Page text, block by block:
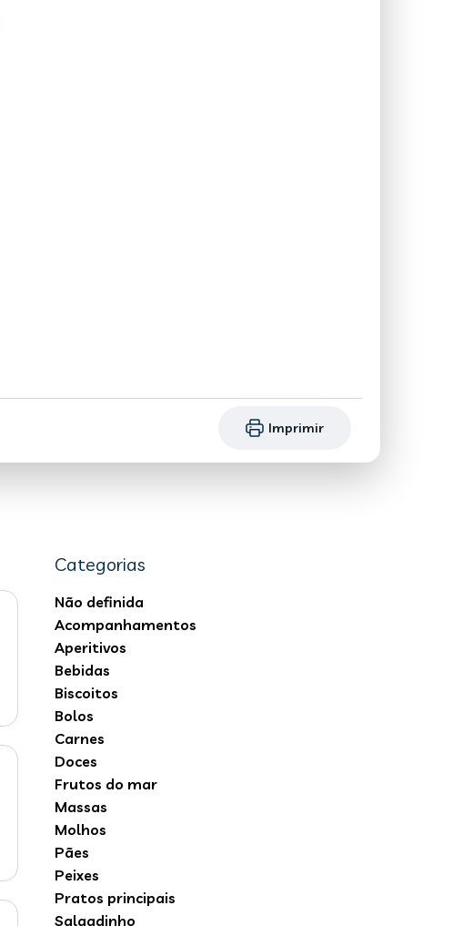
Imprimir
Categorias
Não definida
Acompanhamentos
Aperitivos
Bebidas
Biscoitos
Bolos
Carnes
Doces
Frutos do mar
Massas
Molhos
Pães
Peixes
Pratos principais
Salgadinho